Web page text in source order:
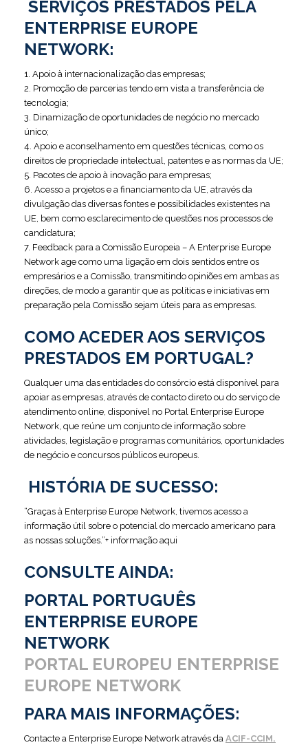
SERVIÇOS PRESTADOS PELA
ENTERPRISE EUROPE
NETWORK:
1. Apoio à internacionalização das empresas;
2. Promoção de parcerias tendo em vista a transferência de
tecnologia;
3. Dinamização de oportunidades de negócio no mercado
único;
4. Apoio e aconselhamento em questões técnicas, como os
direitos de propriedade intelectual, patentes e as normas da UE;
5. Pacotes de apoio à inovação para empresas;
6. Acesso a projetos e a financiamento da UE, através da
divulgação das diversas fontes e possibilidades existentes na
UE, bem como esclarecimento de questões nos processos de
candidatura;
7. Feedback para a Comissão Europeia – A Enterprise Europe
Network age como uma ligação em dois sentidos entre os
empresários e a Comissão, transmitindo opiniões em ambas as
direções, de modo a garantir que as políticas e iniciativas em
preparação pela Comissão sejam úteis para as empresas.
COMO ACEDER AOS SERVIÇOS
PRESTADOS EM PORTUGAL?
Qualquer uma das entidades do consórcio está disponível para
apoiar as empresas, através de contacto direto ou do serviço de
atendimento online, disponível no Portal Enterprise Europe
Network, que reúne um conjunto de informação sobre
atividades, legislação e programas comunitários, oportunidades
de negócio e concursos públicos europeus.
HISTÓRIA DE SUCESSO:
“Graças à Enterprise Europe Network, tivemos acesso a
informação útil sobre o potencial do mercado americano para
as nossas soluções.”+ informação aqui
CONSULTE AINDA:
PORTAL PORTUGUÊS
ENTERPRISE EUROPE
NETWORK
PORTAL EUROPEU ENTERPRISE
EUROPE NETWORK
PARA MAIS INFORMAÇÕES:
Contacte a Enterprise Europe Network através da ACIF-CCIM.